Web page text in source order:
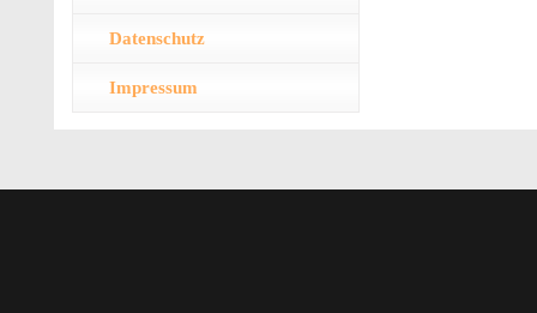
Datenschutz
Impressum